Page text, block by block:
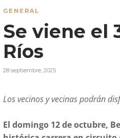
GENERAL
Se viene el
Ríos
28 septiembre, 2025
Los vecinos y vecinas podrán
El domingo 12 de octubre,